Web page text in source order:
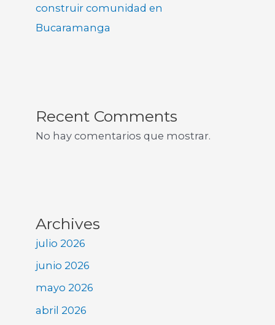
construir comunidad en
Bucaramanga
Recent Comments
No hay comentarios que mostrar.
Archives
julio 2026
junio 2026
mayo 2026
abril 2026